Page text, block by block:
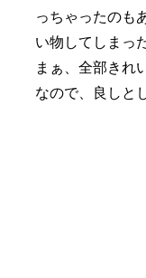
っちゃったのも
い物してしまっ
まぁ、全部きれ
なので、良しと